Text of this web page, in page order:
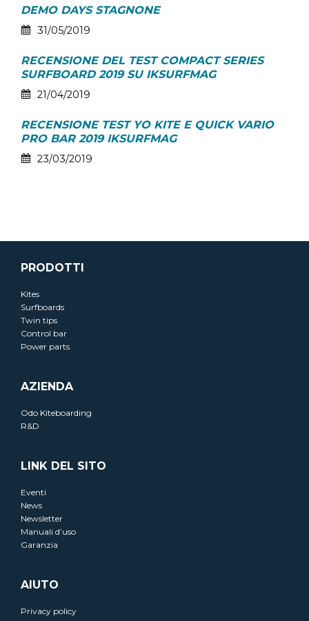
DEMO DAYS STAGNONE
31/05/2019
RECENSIONE DEL TEST COMPACT SERIES
SURFBOARD 2019 SU IKSURFMAG
21/04/2019
RECENSIONE TEST YO KITE E QUICK VARIO
PRO BAR 2019 IKSURFMAG
23/03/2019
PRODOTTI
Kites
Surfboards
Twin tips
Control bar
Power parts
AZIENDA
Odo Kiteboarding
R&D
LINK DEL SITO
Eventi
News
Newsletter
Manuali d’uso
Garanzia
AIUTO
Privacy policy